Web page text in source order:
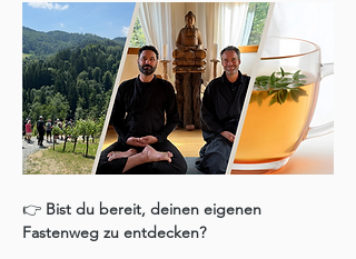
👉 Bist du bereit, deinen eigenen
Fastenweg zu entdecken?